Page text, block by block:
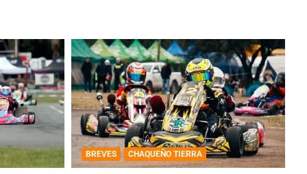
BREVES CHAQUEÑO TIERRA
COBERTURA ESPECIAL DE E-KART.COM.AR
08/09-AGO
IAME SERIES ARGENTINA 6